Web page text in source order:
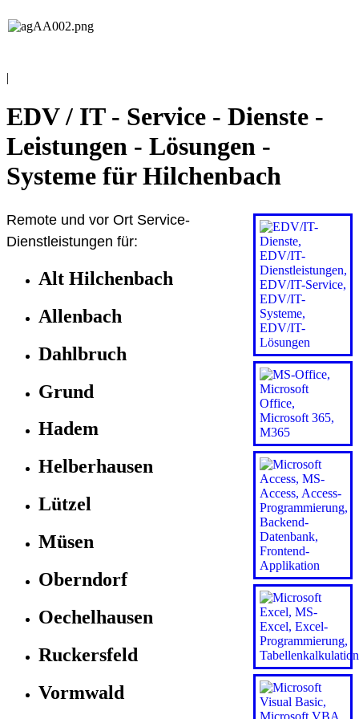
|
EDV / IT - Service - Dienste -
Leistungen - Lösungen -
Systeme für Hilchenbach
Remote und vor Ort Service-
Dienstleistungen für:
Alt Hilchenbach
Allenbach
Dahlbruch
Grund
Hadem
Helberhausen
Lützel
Müsen
Oberndorf
Oechelhausen
Ruckersfeld
Vormwald